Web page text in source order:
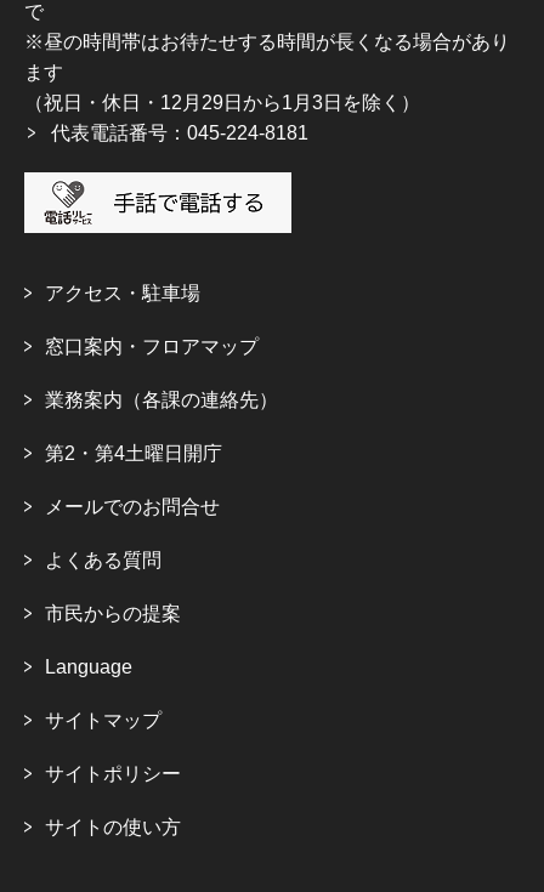
で
※昼の時間帯はお待たせする時間が長くなる場合があり
ます
（祝日・休日・12月29日から1月3日を除く）
代表電話番号：045-224-8181
アクセス・駐車場
窓口案内・フロアマップ
業務案内（各課の連絡先）
第2・第4土曜日開庁
メールでのお問合せ
よくある質問
市民からの提案
Language
サイトマップ
サイトポリシー
サイトの使い方